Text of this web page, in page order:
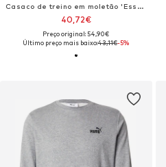
Casaco de treino em moletão 'Essentials No. 1'
40,72€
Preço original: 54,90€
Último preço mais baixo:43,11€-5%